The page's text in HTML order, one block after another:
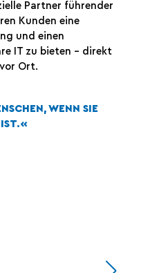
Partner führender
Kunden eine
und einen
IT zu bieten – direkt
Ort.
WENN SIE
IST.«